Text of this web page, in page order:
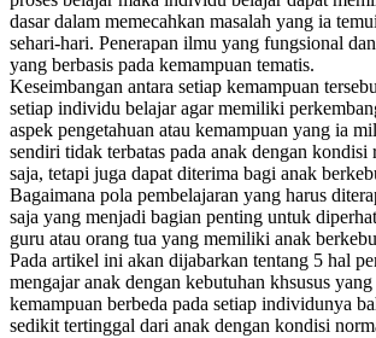
dasar dalam memecahkan masalah yang ia
sehari-hari. Penerapan ilmu yang fungsional
yang berbasis pada kemampuan tematis.
Keseimbangan antara setiap kemampuan
setiap individu belajar agar memiliki
aspek pengetahuan atau kemampuan yang ia
sendiri tidak terbatas pada anak dengan kondisi
saja, tetapi juga dapat diterima bagi anak
Bagaimana pola pembelajaran yang harus
saja yang menjadi bagian penting untuk
guru atau orang tua yang memiliki anak
Pada artikel ini akan dijabarkan tentang 5 hal
mengajar anak dengan kebutuhan khsusus
kemampuan berbeda pada setiap individunya
sedikit tertinggal dari anak dengan kondisi